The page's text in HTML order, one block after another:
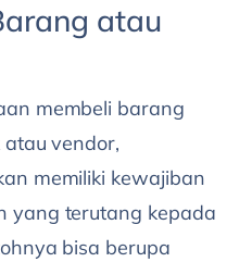
atau
membeli barang
vendor,
memiliki kewajiban
yang terutang kepada
bisa berupa